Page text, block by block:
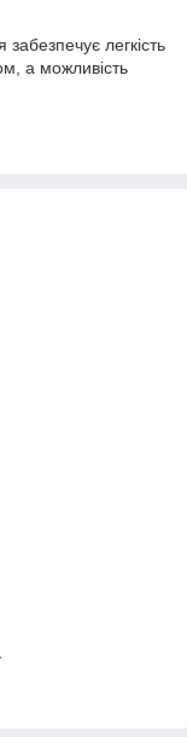
забезпечує легкість
а можливість